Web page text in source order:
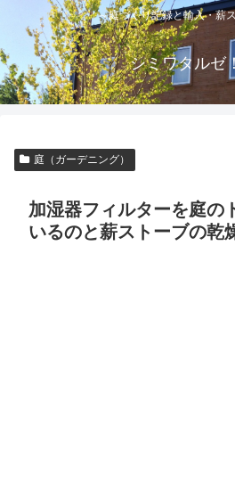
～庭づくり記録と輸入・薪
シミワタルゼ
庭（ガーデニング）
加湿器フィルターを庭の
いるのと薪ストーブの乾